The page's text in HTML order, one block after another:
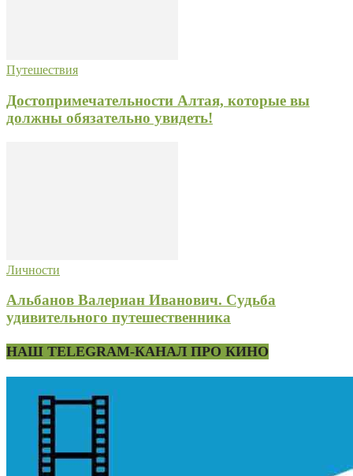
Путешествия
Достопримечательности Алтая, которые вы
должны обязательно увидеть!
Личности
Альбанов Валериан Иванович. Судьба
удивительного путешественника
НАШ TELEGRAM-КАНАЛ ПРО КИНО